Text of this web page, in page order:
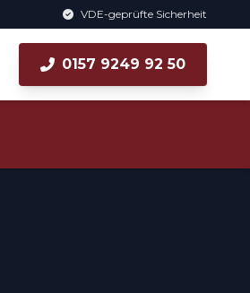
VDE-geprüfte Sicherheit
0157 9249 92 50